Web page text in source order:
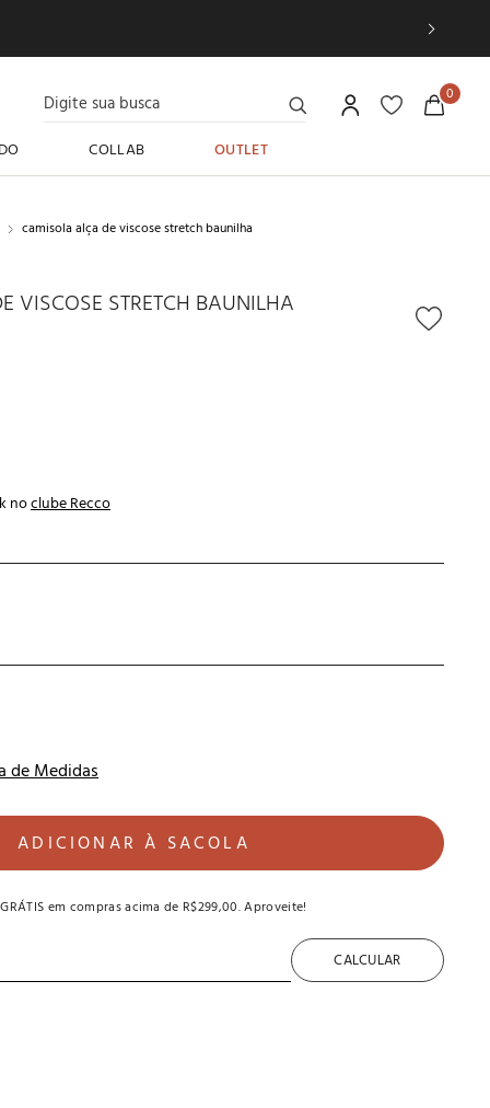
Digite sua busca 0
COLLAB OUTLET
camisola alça de viscose stretch baunilha
VISCOSE STRETCH BAUNILHA
noclube Recco
de Medidas
ADICIONAR À SACOLA
em compras acima de R$299,00. Aproveite!
CALCULAR